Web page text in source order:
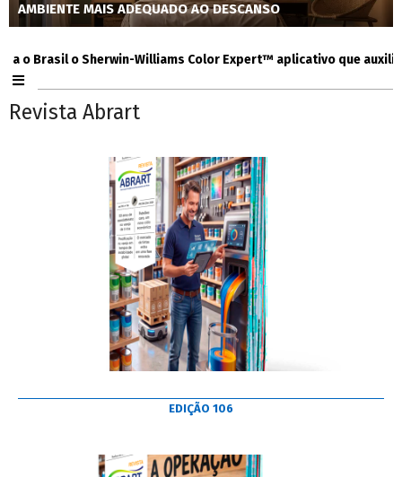
AMBIENTE MAIS ADEQUADO AO DESCANSO
o Sherwin-Williams Color Expert™ aplicativo que auxilia
Revista Abrart
EDIÇÃO 106